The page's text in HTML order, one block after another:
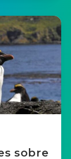
sobre